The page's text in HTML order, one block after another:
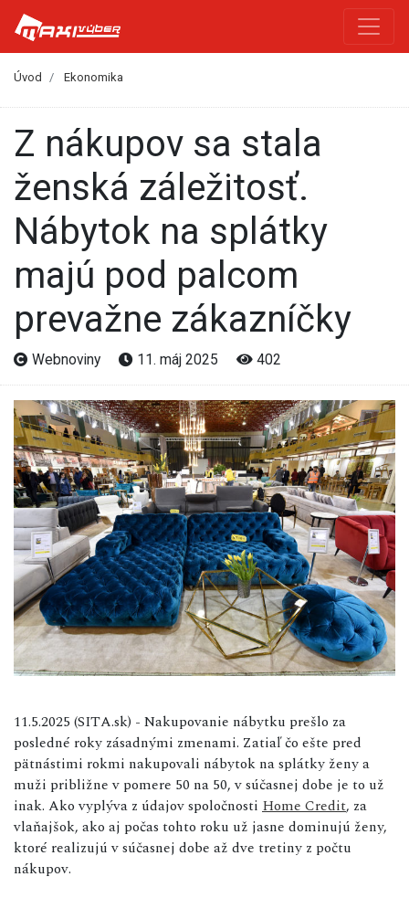
Úvod Ekonomika
Z nákupov sa stala
ženská záležitosť.
Nábytok na splátky
majú pod palcom
prevažne zákazníčky
Webnoviny 11. máj 2025 402
11.5.2025 (SITA.sk) - Nakupovanie nábytku prešlo za
posledné roky zásadnými zmenami. Zatiaľ čo ešte pred
pätnástimi rokmi nakupovali nábytok na splátky ženy a
muži približne v pomere 50 na 50, v súčasnej dobe je to už
inak. Ako vyplýva z údajov spoločnosti Home Credit, za
vlaňajšok, ako aj počas tohto roku už jasne dominujú ženy,
ktoré realizujú v súčasnej dobe až dve tretiny z počtu
nákupov.